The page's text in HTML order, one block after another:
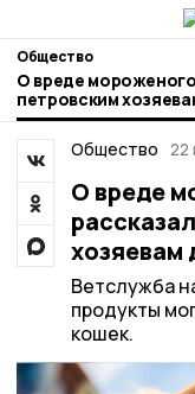
Общество
О вреде
петровским
животных
Общество 22
О вреде
Ветслужба
продукты
кошек.